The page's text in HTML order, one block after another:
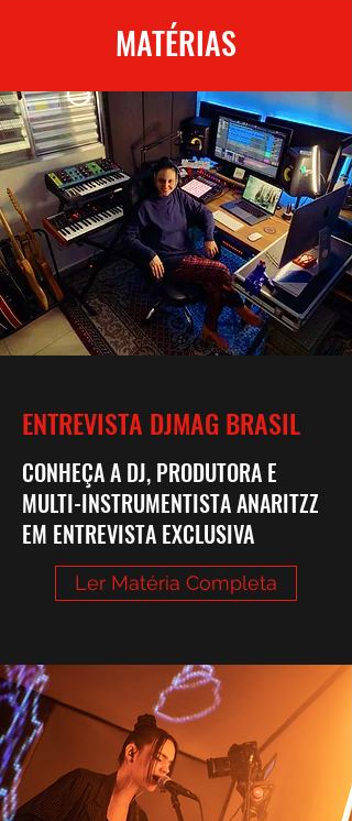
MATÉRIAS
ENTREVISTA DJMAG BRASIL
CONHEÇA A DJ, PRODUTORA E
MULTI-INSTRUMENTISTA ANARITZZ
EM ENTREVISTA EXCLUSIVA
Ler Matéria Completa